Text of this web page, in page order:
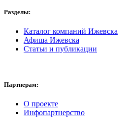
Разделы:
Каталог компаний Ижевска
Афиша Ижевска
Статьи и публикации
Партнерам:
О проекте
Инфопартнерство